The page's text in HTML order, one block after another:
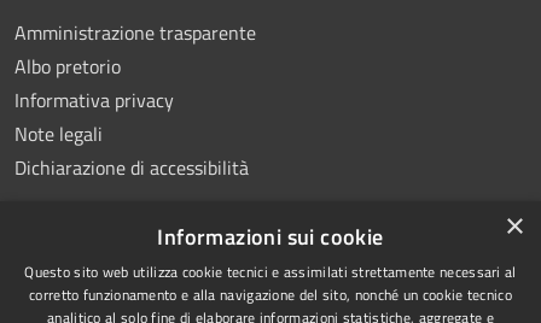
Amministrazione trasparente
Albo pretorio
Informativa privacy
Note legali
Dichiarazione di accessibilità
RSS
Copyright © 2026 • Comune di
×
Informazioni sui cookie
Questo sito web utilizza cookie tecnici e assimilati strettamente necessari al
corretto funzionamento e alla navigazione del sito, nonché un cookie tecnico
analitico al solo fine di elaborare informazioni statistiche, aggregate e